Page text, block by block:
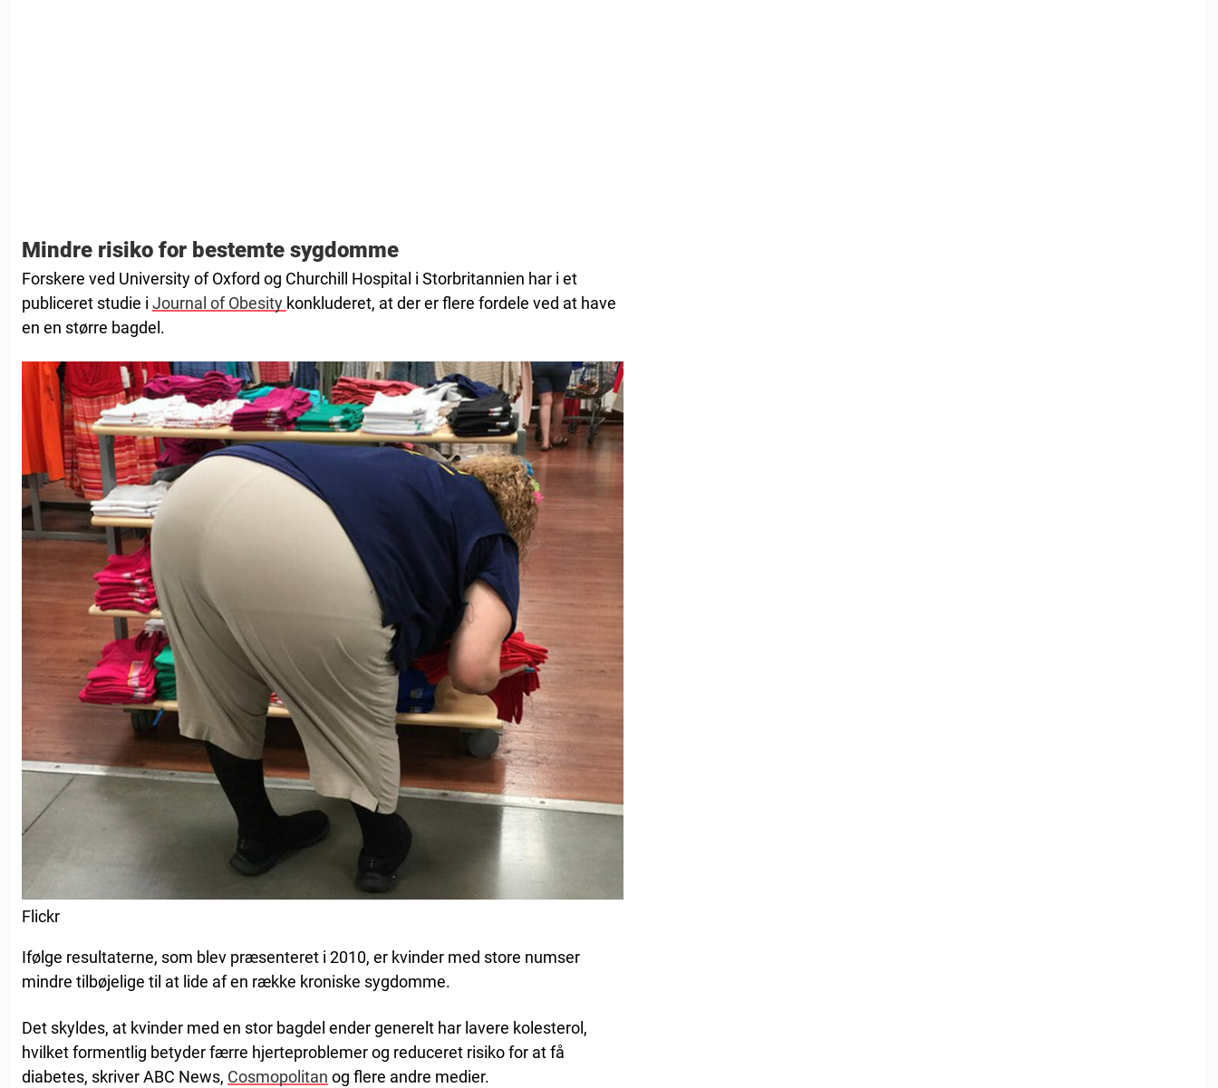
Mindre risiko for bestemte sygdomme
Forskere ved University of Oxford og Churchill Hospital i Storbritannien har i et
publiceret studie i Journal of Obesity konkluderet, at der er flere fordele ved at have
en en større bagdel.
Flickr
Ifølge resultaterne, som blev præsenteret i 2010, er kvinder med store numser
mindre tilbøjelige til at lide af en række kroniske sygdomme.
Det skyldes, at kvinder med en stor bagdel ender generelt har lavere kolesterol,
hvilket formentlig betyder færre hjerteproblemer og reduceret risiko for at få
diabetes, skriver ABC News, Cosmopolitan og flere andre medier.